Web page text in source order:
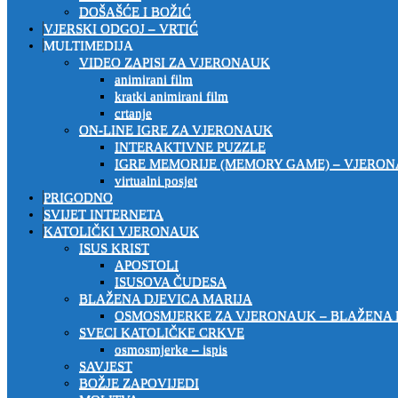
DOŠAŠĆE I BOŽIĆ
VJERSKI ODGOJ – VRTIĆ
MULTIMEDIJA
VIDEO ZAPISI ZA VJERONAUK
animirani film
kratki animirani film
crtanje
ON-LINE IGRE ZA VJERONAUK
INTERAKTIVNE PUZZLE
IGRE MEMORIJE (MEMORY GAME) –
virtualni posjet
PRIGODNO
SVIJET INTERNETA
KATOLIČKI VJERONAUK
ISUS KRIST
APOSTOLI
ISUSOVA ČUDESA
BLAŽENA DJEVICA MARIJA
OSMOSMJERKE ZA VJERONAUK – BLAŽENA
SVECI KATOLIČKE CRKVE
osmosmjerke – ispis
SAVJEST
BOŽJE ZAPOVIJEDI